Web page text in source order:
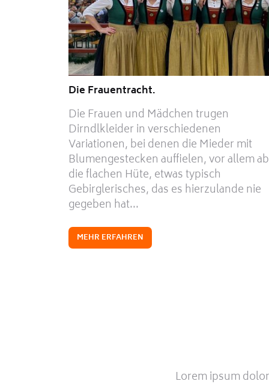
Die Frauentracht.
Die Frauen und Mädchen trugen
Dirndlkleider in verschiedenen
Variationen, bei denen die Mieder mit
Blumengestecken auffielen, vor allem
die flachen Hüte, etwas typisch
Gebirglerisches, das es hierzulande nie
gegeben hat...
MEHR ERFAHREN
Lorem ipsum